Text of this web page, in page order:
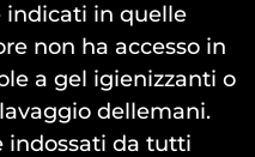
indicati in quelle
non ha accesso in
a gel igienizzanti o
dellemani.
indossati da tutti